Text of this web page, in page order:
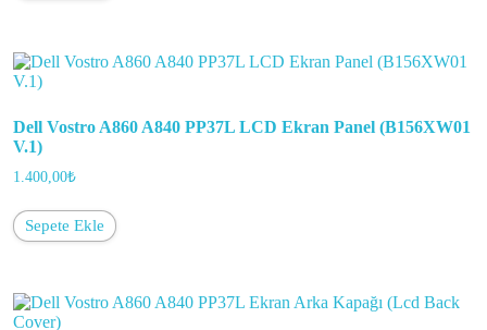
Dell Vostro A860 A840 PP37L LCD Ekran Panel (B156XW01
V.1)
1.400,00₺
Sepete Ekle